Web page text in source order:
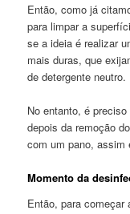
Então, como já
para limpar a
se a ideia é realizar
mais duras, que
de detergente neutro.
No entanto, é
depois da remoção
com um pano, assim
Momento da
Então, para começar